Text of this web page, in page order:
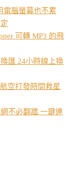
電腦螢幕也不累
可轉 MP3 的飛
匯 24小時線上換
空打發時間救星
不必翻牆 一鍵連